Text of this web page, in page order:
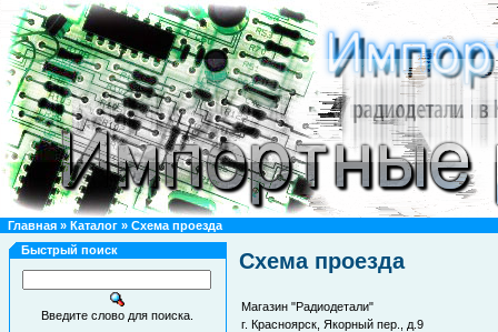
Главная » Каталог » Схема проезда
Быстрый поиск
Введите слово для поиска.
Схема проезда
Магазин "Радиодетали"
г. Красноярск, Якорный пер., д.9